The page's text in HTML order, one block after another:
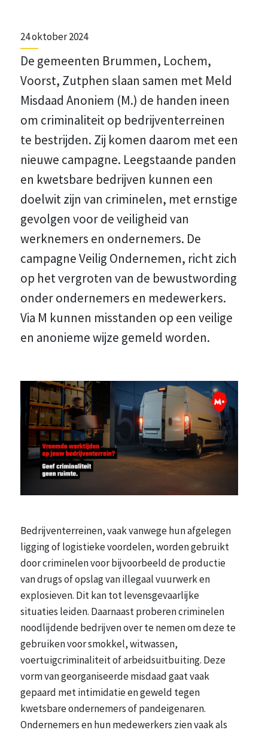
24 oktober 2024
De gemeenten Brummen, Lochem,
Voorst, Zutphen slaan samen met Meld
Misdaad Anoniem (M.) de handen ineen
om criminaliteit op bedrijventerreinen
te bestrijden. Zij komen daarom met een
nieuwe campagne. Leegstaande panden
en kwetsbare bedrijven kunnen een
doelwit zijn van criminelen, met ernstige
gevolgen voor de veiligheid van
werknemers en ondernemers. De
campagne Veilig Ondernemen, richt zich
op het vergroten van de bewustwording
onder ondernemers en medewerkers.
Via M kunnen misstanden op een veilige
en anonieme wijze gemeld worden.
Bedrijventerreinen, vaak vanwege hun afgelegen
ligging of logistieke voordelen, worden gebruikt
door criminelen voor bijvoorbeeld de productie
van drugs of opslag van illegaal vuurwerk en
explosieven. Dit kan tot levensgevaarlijke
situaties leiden. Daarnaast proberen criminelen
noodlijdende bedrijven over te nemen om deze te
gebruiken voor smokkel, witwassen,
voertuigcriminaliteit of arbeidsuitbuiting. Deze
vorm van georganiseerde misdaad gaat vaak
gepaard met intimidatie en geweld tegen
kwetsbare ondernemers of pandeigenaren.
Ondernemers en hun medewerkers zien vaak als